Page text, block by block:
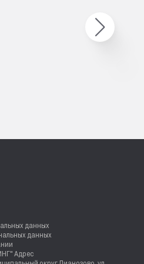
данных
данных
Адрес